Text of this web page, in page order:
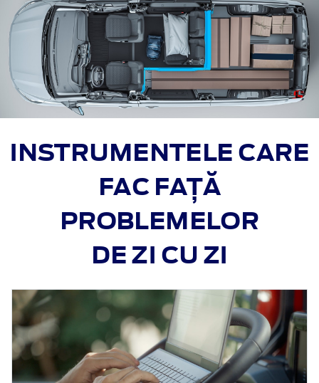
INSTRUMENTELE CARE
FAC FAȚĂ
PROBLEMELOR
DE ZI CU ZI